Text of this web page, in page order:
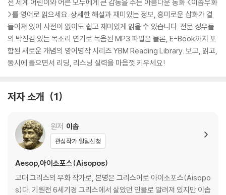
전 세계 어린이와 어른 모두에게 큰 감동을 주는 아름다운 동화 <이솝우화
>를 영어로 읽으세요. 상세한 해설과 재미있는 정보, 흥미로운 삽화가 곁
들여져 있어 사전이 없이도 쉽고 재미있게 읽을 수 있습니다. 전문 성우들
의 박진감 있는 목소리 연기로 녹음된 MP3 파일은 물론, E-Book까지 포
함된 새로운 개념의 영어명작 시리즈 YBM Reading Library. 보고, 읽고,
동시에 들으면서 리딩, 리스닝 실력을 마음껏 키우세요!
저자 소개 1
원저 이솝
관심작가 알림신청
Aesop,아이소포스(Aisopos)
고대 그리스의 우화 작가로, 본명은 그리스어로 아이소포스(Aisopo
s)다. 기원전 6세기경 그리스에서 살았던 인물로 알려져 있지만 이솝